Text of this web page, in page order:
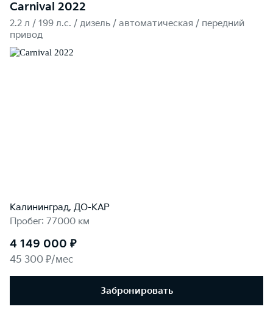
Carnival 2022
2.2 л / 199 л.c. / дизель / автоматическая / передний
привод
Калининград, ДО-КАР
Пробег: 77000 км
4 149 000 ₽
45 300 ₽/мес
Забронировать